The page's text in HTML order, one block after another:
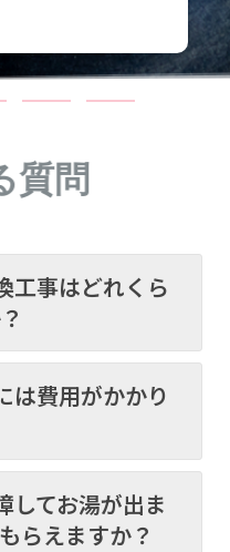
質問
工事はどれくら
は費用がかかり
してお湯が出ま
らえますか？